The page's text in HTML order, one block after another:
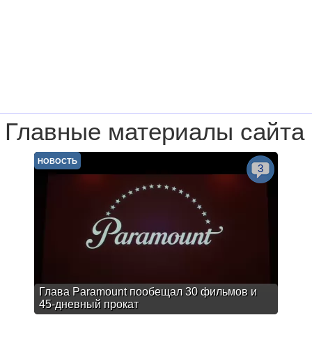
Главные материалы сайта
Глава Paramount пообещал 30 фильмов и
45-дневный прокат
НОВОСТЬ
3